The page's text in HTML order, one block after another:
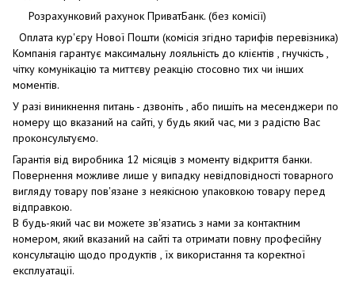
Розрахунковий рахунок ПриватБанк. (без комісії)
Оплата кур'єру Нової Пошти (комісія згідно тарифів перевізника)
Компанія гарантує максимальну лояльність до клієнтів , гнучкість ,
чітку комунікацію та миттєву реакцію стосовно тих чи інших
моментів.
У разі виникнення питань - дзвоніть , або пишіть на месенджери по
номеру що вказаний на сайті, у будь який час, ми з радістю Вас
проконсультуємо.
Гарантія від виробника 12 місяців з моменту відкриття банки.
Повернення можливе лише у випадку невідповідності товарного
вигляду товару пов'язане з неякісною упаковкою товару перед
відправкою.
В будь-який час ви можете зв'язатись з нами за контактним
номером, який вказаний на сайті та отримати повну професійну
консультацію щодо продуктів , їх використання та коректної
експлуатації.